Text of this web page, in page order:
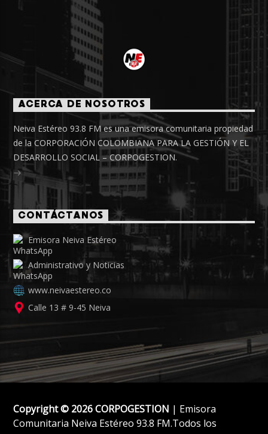
ACERCA DE NOSOTROS
Neiva Estéreo 93.8 FM es una emisora comunitaria propiedad
de la CORPORACIÓN COLOMBIANA PARA LA GESTIÓN Y EL
DESARROLLO SOCIAL – CORPOGESTION.
CONTÁCTANOS
Emisora Neiva Estéreo
Administrativo y Noticias
www.neivaestereo.co
Calle 13 # 9-45 Neiva
Copyright © 2026 CORPOGESTION | Emisora
Comunitaria Neiva Estéreo 93.8 FM.Todos los